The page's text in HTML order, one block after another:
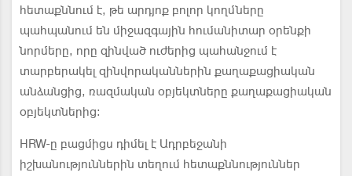
հետաքննում է, թե արդյոք բոլոր կողմները
պահպանում են միջազգային հումանիտար օրենքի
նորմերը, որը զինված ուժերից պահանջում է
տարբերակել զինվորականներին քաղաքացիական
անձանցից, ռազմական օբյեկտները քաղաքացիական
օբյեկտներից։
HRW-ը բացմիցս դիմել է Ադրբեջանի
իշխանություններին տեղում հետաքննություններ